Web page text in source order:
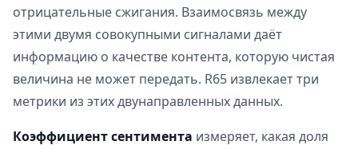
отрицательные сжигания. Взаимосвязь между
этими двумя совокупными сигналами даёт
информацию о качестве контента, которую чистая
величина не может передать. R65 извлекает три
метрики из этих двунаправленных данных.
Коэффициент сентимента измеряет, какая доля